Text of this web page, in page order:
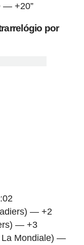
— +20”
por
— +2
— +3
La Mondiale) —